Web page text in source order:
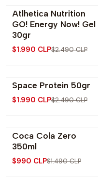
-20% OFF
Atlhetica Nutrition
GO! Energy Now! Gel
30gr
$1.990 CLP$2.490 CLP
-20% OFF
Space Protein 50gr
$1.990 CLP$2.490 CLP
-34% OFF
Coca Cola Zero
350ml
$990 CLP$1.490 CLP